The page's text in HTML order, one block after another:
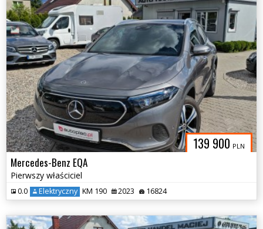
139 900 PLN
Mercedes-Benz EQA
Pierwszy właściciel
0.0 Elektryczny KM 190 2023 16824